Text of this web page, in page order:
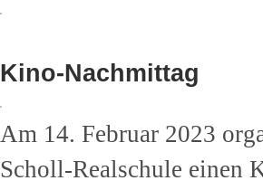
Kino-Nachmittag
Am 14. Februar 2023
Scholl-Realschule einen